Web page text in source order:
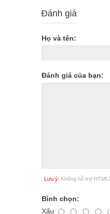
Đánh giá
Họ và tên:
Đánh giá của bạn:
Lưu ý: Không hỗ trợ HTML!
Bình chọn:
Xấu